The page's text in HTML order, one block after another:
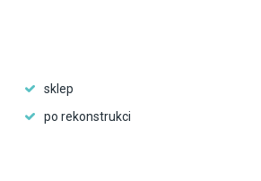
sklep
po rekonstrukci